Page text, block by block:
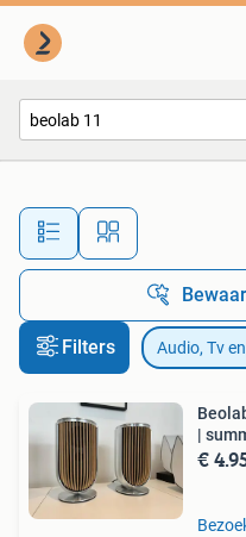
Alle
Filters Audio, Tv
|
€